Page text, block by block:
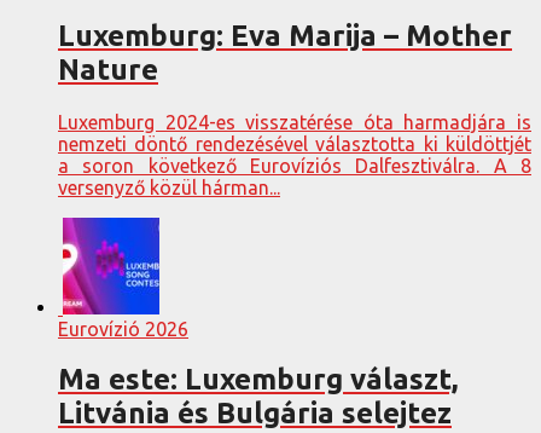
Luxemburg: Eva Marija – Mother
Nature
Luxemburg 2024-es visszatérése óta harmadjára is
nemzeti döntő rendezésével választotta ki küldöttjét
a soron következő Eurovíziós Dalfesztiválra. A 8
versenyző közül hárman...
Eurovízió 2026
Ma este: Luxemburg választ,
Litvánia és Bulgária selejtez